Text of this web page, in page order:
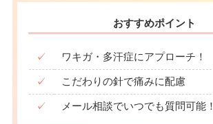
おすすめポイント
✓ ワキガ・多汗症にアプローチ！
✓ こだわりの針で痛みに配慮
✓ メール相談でいつでも質問可能！